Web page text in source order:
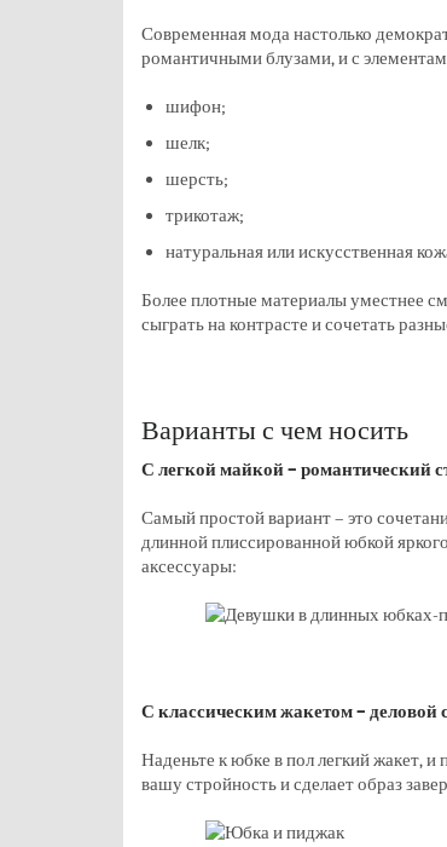
Современная мода настолько
романтичными блузами, и с
шифон;
шелк;
шерсть;
трикотаж;
натуральная или искусственная
Более плотные материалы уместнее
сыграть на контрасте и сочетать
Варианты с чем носить
С легкой майкой – романтический
Самый простой вариант – это
длинной плиссированной юбкой
аксессуары:
С классическим жакетом – деловой
Наденьте к юбке в пол легкий жакет,
вашу стройность и сделает образ